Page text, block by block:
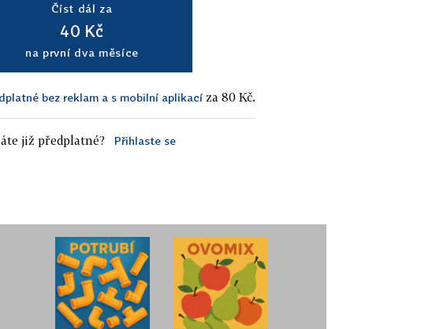
Číst dál za
40 Kč
na první dva měsíce
bez reklam a s mobilní aplikací za 80 Kč.
již předplatné? Přihlaste se